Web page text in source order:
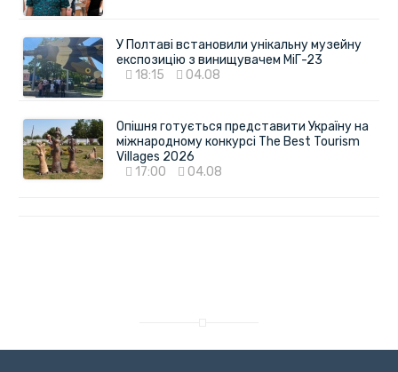
У Полтаві встановили унікальну музейну
експозицію з винищувачем МіГ-23
18:15
04.08
Опішня готується представити Україну на
міжнародному конкурсі The Best Tourism
Villages 2026
17:00
04.08